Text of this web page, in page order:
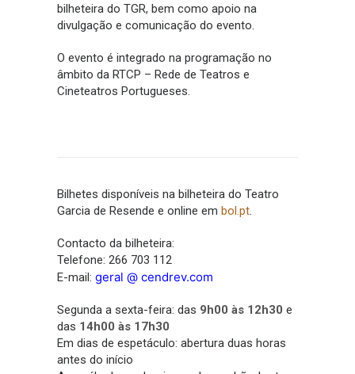
bilheteira do TGR, bem como apoio na
divulgação e comunicação do evento.
O evento é integrado na programação no
âmbito da RTCP – Rede de Teatros e
Cineteatros Portugueses.
Bilhetes disponíveis na bilheteira do Teatro
Garcia de Resende e online em bol.pt.
Contacto da bilheteira:
Telefone: 266 703 112
E-mail: geral @ cendrev.com
Segunda a sexta-feira: das 9h00 às 12h30 e
das 14h00 às 17h30
Em dias de espetáculo: abertura duas horas
antes do início